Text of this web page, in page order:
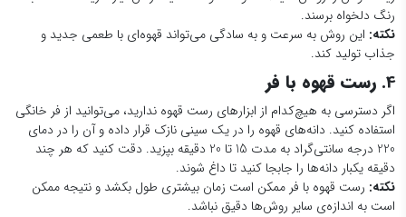
رنگ دلخواه برسند.
نکته: این روش به سرعت و به سادگی می‌تواند قهوه‌ای با طعمی جدید و
جذاب تولید کند.
4. رست قهوه با فر
اگر دسترسی به هیچ‌کدام از ابزارهای رست قهوه ندارید، می‌توانید از فر خانگی
استفاده کنید. دانه‌های قهوه را در یک سینی نازک قرار داده و آن را در دمای
220 درجه سانتی‌گراد به مدت 15 تا 20 دقیقه بپزید. دقت کنید که هر چند
دقیقه یکبار دانه‌ها را جابجا کنید تا داغ شوند.
نکته: رست قهوه با فر ممکن است زمان بیشتری طول بکشد و نتیجه ممکن
است به اندازه‌ی سایر روش‌ها دقیق نباشد.